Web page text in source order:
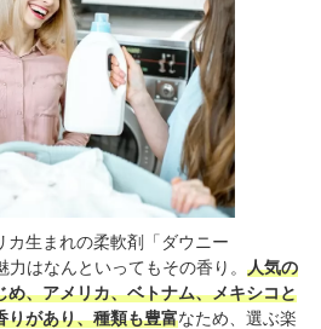
カ生まれの柔軟剤「ダウニー
力はなんといってもその香り。 人気の
め、アメリカ、ベトナム、メキシコと
りがあり、種類も豊富なため、選ぶ楽